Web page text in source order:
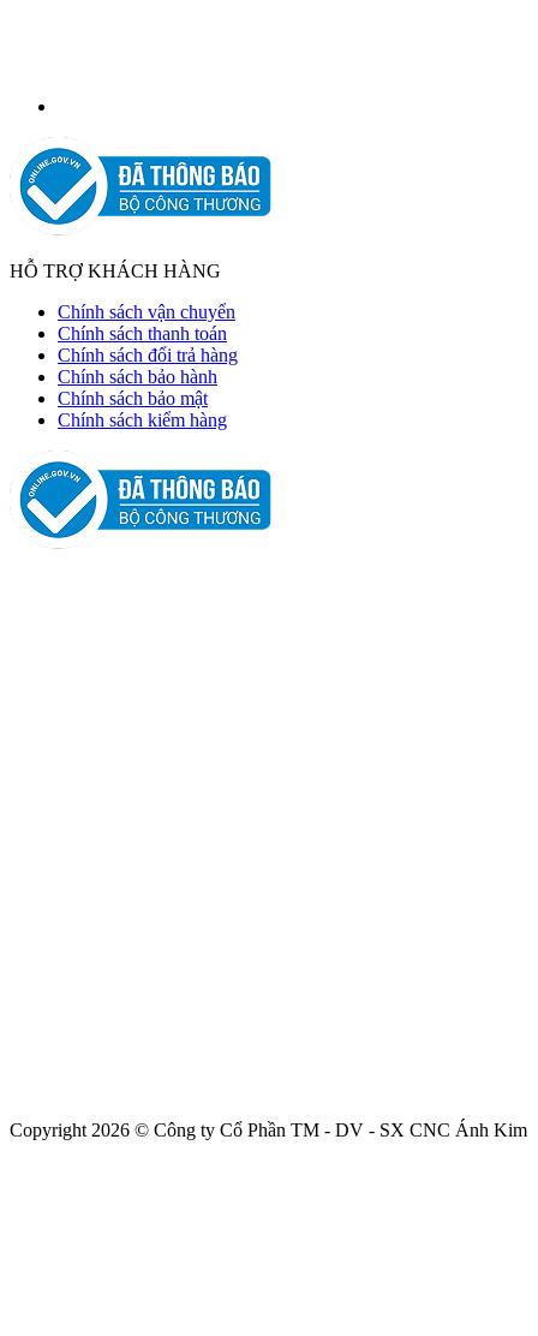
HỖ TRỢ KHÁCH HÀNG
Chính sách vận chuyển
Chính sách thanh toán
Chính sách đổi trả hàng
Chính sách bảo hành
Chính sách bảo mật
Chính sách kiểm hàng
Copyright 2026 © Công ty Cổ Phần TM - DV - SX CNC Ánh Kim